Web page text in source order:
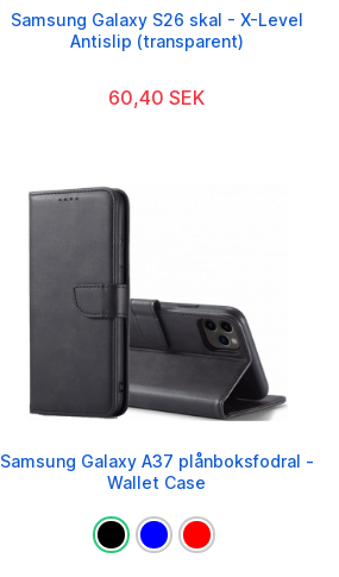
Samsung Galaxy S26 skal - X-Level
Antislip (transparent)
60,40 SEK
Samsung Galaxy A37 plånboksfodral -
Wallet Case